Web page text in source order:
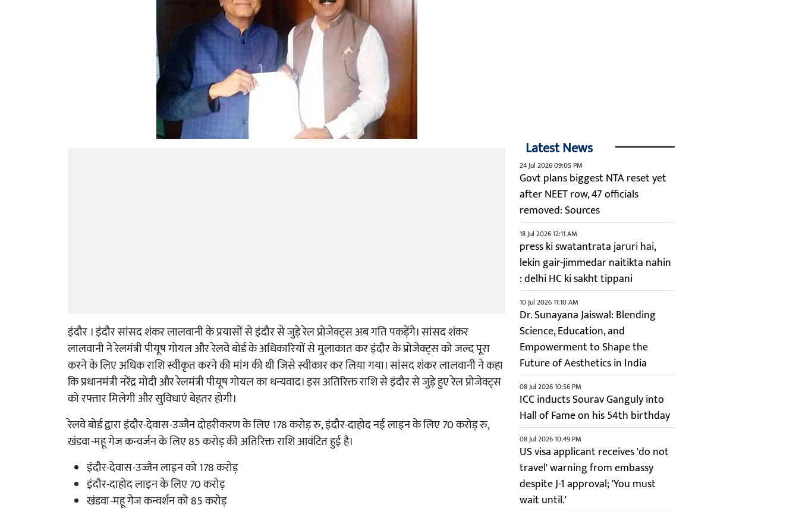
इंदौर । इंदौर सांसद शंकर लालवानी के प्रयासों से इंदौर से जुड़े रेल प्रोजेक्ट्स अब गति पकड़ेंगे। सांसद शंकर
लालवानी ने रेलमंत्री पीयूष गोयल और रेलवे बोर्ड के अधिकारियों से मुलाकात कर इंदौर के प्रोजेक्ट्स को जल्द पूरा
करने के लिए अधिक राशि स्वीकृत करने की मांग की थी जिसे स्वीकार कर लिया गया। सांसद शंकर लालवानी ने कहा
कि प्रधानमंत्री नरेंद्र मोदी और रेलमंत्री पीयूष गोयल का धन्यवाद। इस अतिरिक्त राशि से इंदौर से जुड़े हुए रेल प्रोजेक्ट्स
को रफ्तार मिलेगी और सुविधाएं बेहतर होगी।
रेलवे बोर्ड द्वारा इंदौर-देवास-उज्जैन दोहरीकरण के लिए 178 करोड़ रु, इंदौर-दाहोद नई लाइन के लिए 70 करोड़ रु,
खंडवा-महू गेज कन्वर्जन के लिए 85 करोड़ की अतिरिक्त राशि आवंटित हुई है।
इंदौर-देवास-उज्जैन लाइन को 178 करोड़
इंदौर-दाहोद लाइन के लिए 70 करोड़
खंडवा-महू गेज कन्वर्शन को 85 करोड़
Latest News
24 Jul 2026 09:05 PM
Govt plans biggest NTA reset yet
after NEET row, 47 officials
removed: Sources
18 Jul 2026 12:11 AM
press ki swatantrata jaruri hai,
lekin gair-jimmedar naitikta nahin
: delhi HC ki sakht tippani
10 Jul 2026 11:10 AM
Dr. Sunayana Jaiswal: Blending
Science, Education, and
Empowerment to Shape the
Future of Aesthetics in India
08 Jul 2026 10:56 PM
ICC inducts Sourav Ganguly into
Hall of Fame on his 54th birthday
08 Jul 2026 10:49 PM
US visa applicant receives 'do not
travel' warning from embassy
despite J-1 approval; 'You must
wait until.'